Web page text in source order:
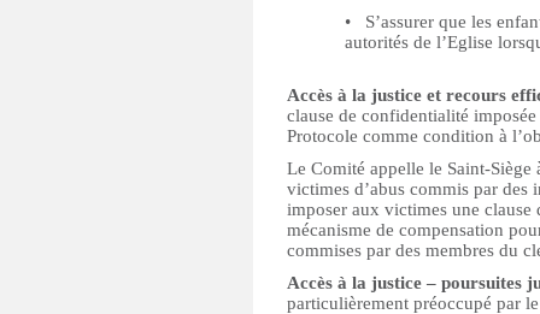
• ‪S’assurer que les
autorités de l’Eglise
Accès à la justice et recours
clause de confidentialité
Protocole comme condition à
Le Comité appelle le Saint-
victimes d’abus commis par des
imposer aux victimes une
mécanisme de compensation
commises par des membres du
Accès à la justice – poursuites
particulièrement préoccupé par